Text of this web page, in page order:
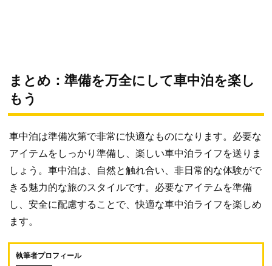
まとめ：準備を万全にして車中泊を楽し
もう
車中泊は準備次第で非常に快適なものになります。必要な
アイテムをしっかり準備し、楽しい車中泊ライフを送りま
しょう。車中泊は、自然と触れ合い、非日常的な体験がで
きる魅力的な旅のスタイルです。必要なアイテムを準備
し、安全に配慮することで、快適な車中泊ライフを楽しめ
ます。
執筆者プロフィール